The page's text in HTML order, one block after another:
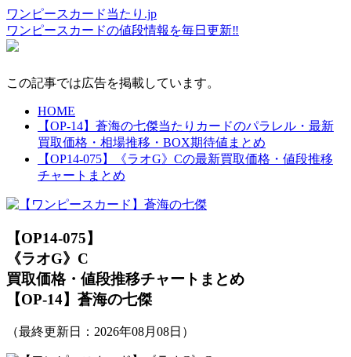
ワンピースカード当たり.jp
ワンピースカードの値段情報を毎日更新‼
この記事では広告を掲載しています。
HOME
【OP-14】蒼海の七傑当たりカードのパラレル・最新
買取価格・相場推移・BOX期待値まとめ
【OP14-075】《ラオG》Cの最新買取価格・値段推移
チャートまとめ
【OP14-075】
《ラオG》C
買取価格・値段推移チャートまとめ
【OP-14】蒼海の七傑
（最終更新日： 2026年08月08日 ）